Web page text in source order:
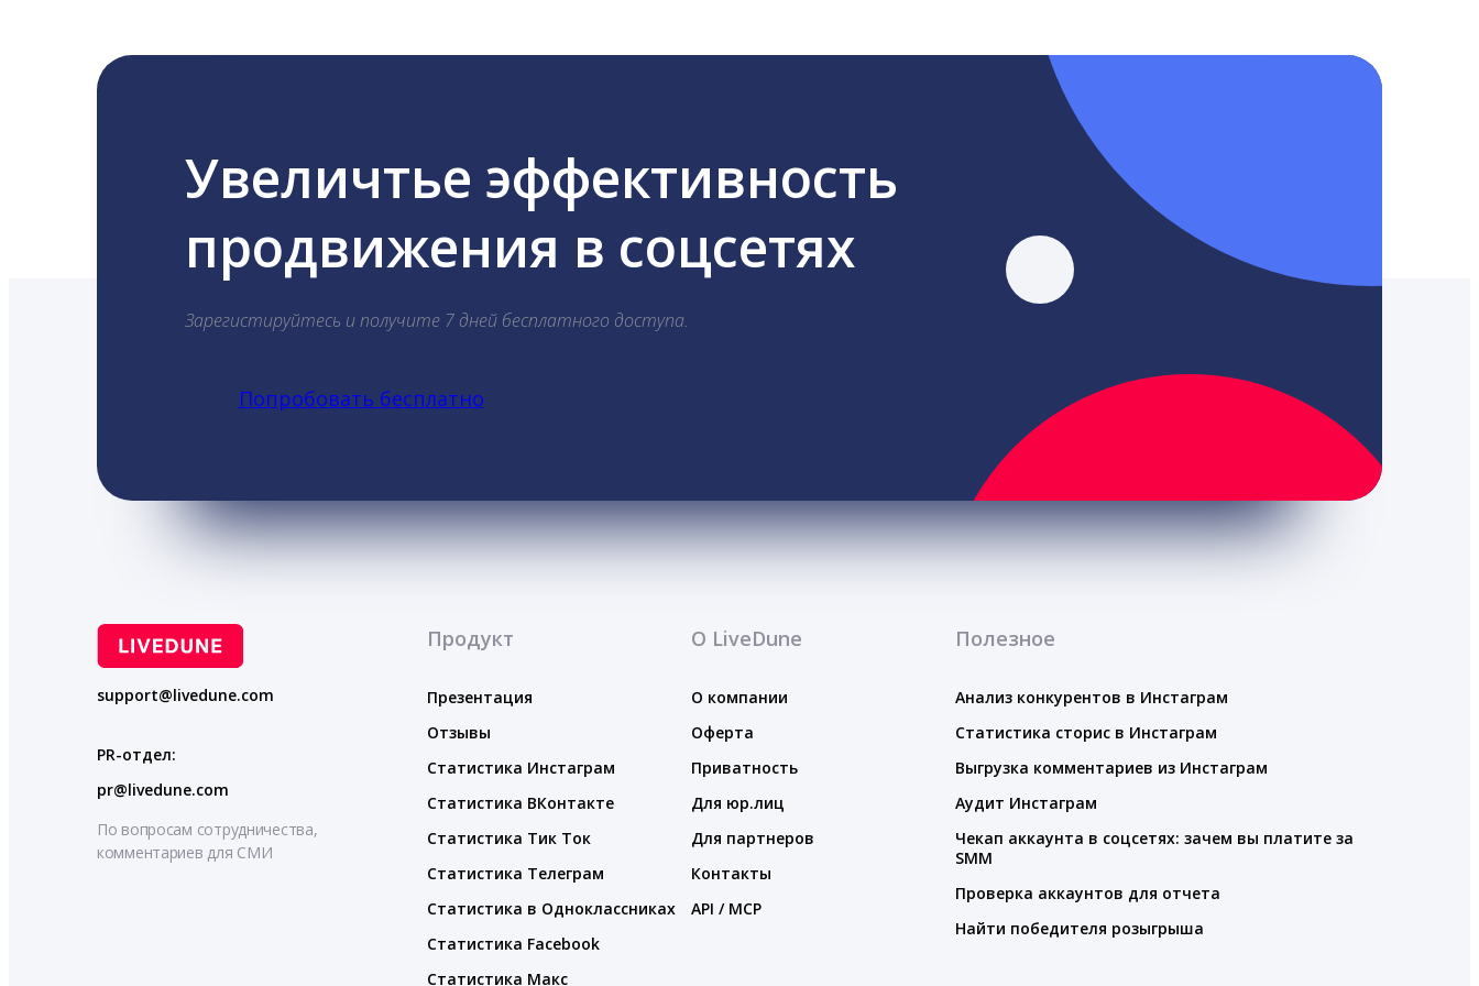
Увеличтье эффективность
продвижения в соцсетях
Зарегистируйтесь и получите 7 дней бесплатного доступа.
Попробовать бесплатно
support@livedune.com
PR-отдел:
pr@livedune.com
По вопросам сотрудничества,
комментариев для СМИ
Продукт
Презентация
Отзывы
Статистика Инстаграм
Статистика ВКонтакте
Статистика Тик Ток
Статистика Телеграм
Статистика в Одноклассниках
Статистика Facebook
Статистика Макс
О LiveDune
О компании
Оферта
Приватность
Для юр.лиц
Для партнеров
Контакты
API / MCP
Полезное
Анализ конкурентов в Инстаграм
Статистика сторис в Инстаграм
Выгрузка комментариев из Инстаграм
Аудит Инстаграм
Чекап аккаунта в соцсетях: зачем вы платите за
SMM
Проверка аккаунтов для отчета
Найти победителя розыгрыша